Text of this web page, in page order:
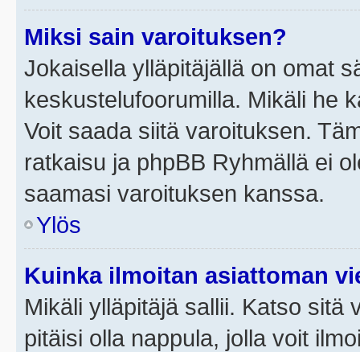
Miksi sain varoituksen?
Jokaisella ylläpitäjällä on omat
keskustelufoorumilla. Mikäli he
Voit saada siitä varoituksen.
ratkaisu ja phpBB Ryhmällä ei
saamasi varoituksen kanssa.
Ylös
Kuinka ilmoitan asiattoman
Mikäli ylläpitäjä sallii. Katso sitä
pitäisi olla nappula, jolla voit